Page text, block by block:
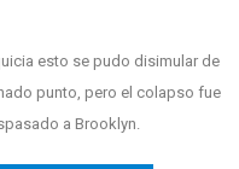
esto se pudo disimular de
punto, pero el colapso fue
a Brooklyn.